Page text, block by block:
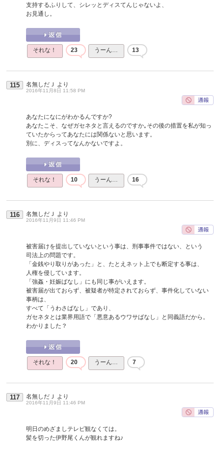
支持するふりして、シレッとディスてんじゃないよ、
お見通し。
それな！ 23 うーん… 13
115 名無しだＪ より
2016年11月8日 11:58 PM
あなたになにがわかるんですか?
あなたこそ、なぜガセネタと言えるのですか｡その後の措置を私が知っ
ていたからってあなたには関係ないと思います。
別に、ディスってなんかないですよ。
それな！ 10 うーん… 16
116 名無しだＪ より
2016年11月9日 11:46 PM
被害届けを提出していないという事は、刑事事件ではない、という
司法上の問題です。
「金銭やり取りがあった」と、たとえネット上でも断定する事は、
人権を侵しています。
「強姦・妊娠ばなし」にも同じ事がいえます。
被害届が出ておらず、被疑者が特定されておらず、事件化していない
事柄は、
すべて「うわさばなし」であり、
ガセネタとは業界用語で「悪意あるウワサばなし」と同義語だから。
わかりました？
それな！ 20 うーん… 7
117 名無しだＪ より
2016年11月9日 11:46 PM
明日のめざましテレビ観なくては。
髪を切った伊野尾くんが観れますね♪